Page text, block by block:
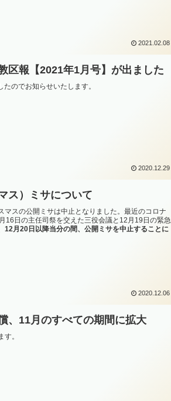
2021.02.08
区報【2021年1月号】が出ました
のでお知らせいたします。
2020.12.29
ス）ミサについて
マスの公開ミサは中止となりました。最近のコロナ
16日の主任司祭を交えた三役会議と12月19日の緊急
12月20日以降当分の間、公開ミサを中止することに
2020.12.06
、11月のすべての期間に拡大
。